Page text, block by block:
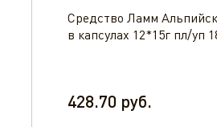
Средство Ламм
в капсулах 12*15г пл/уп
428.70 руб.